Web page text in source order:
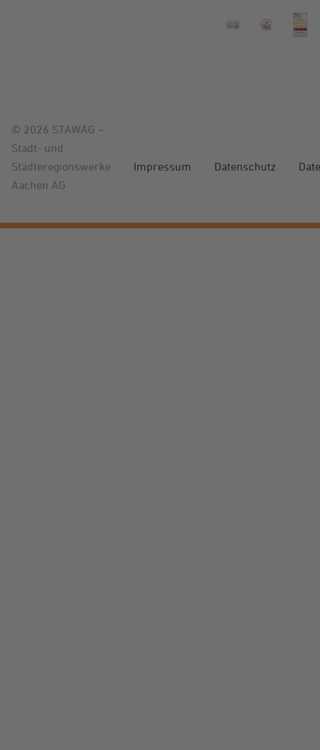
© 2026 STAWAG –
Stadt- und
Städteregionswerke
Aachen AG
Impressum Datenschutz